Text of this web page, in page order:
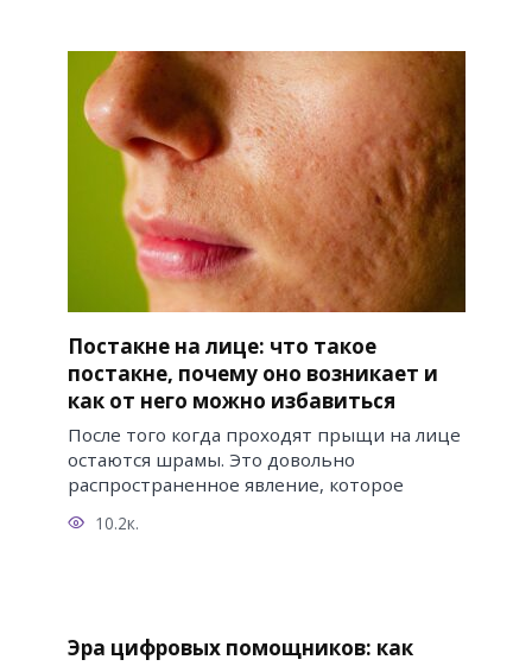
Постакне на лице: что такое
постакне, почему оно возникает и
как от него можно избавиться
После того когда проходят прыщи на лице
остаются шрамы. Это довольно
распространенное явление, которое
10.2к.
Эра цифровых помощников: как